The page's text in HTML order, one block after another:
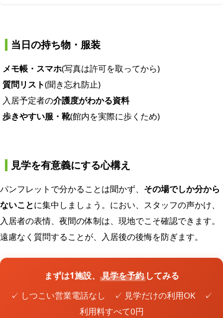
当日の持ち物・服装
メモ帳・スマホ(写真は許可を取ってから)
質問リスト(聞き忘れ防止)
入居予定者の介護度がわかる資料
歩きやすい服・靴(館内を実際に歩くため)
見学を有意義にする心構え
パンフレットで分かることは聞かず、 その場でしか分から
ないことに集中しましょう。におい、スタッフの声かけ、
入居者の表情、夜間の体制は、現地でこそ確認できます。
遠慮なく質問することが、入居後の後悔を防ぎます。
まずは1施設、 見学を予約してみる
✓ しつこい営業電話なし ✓ 見学だけの利用OK ✓
利用料すべて0円